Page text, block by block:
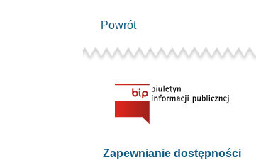
Powrót
Zapewnianie dostępności